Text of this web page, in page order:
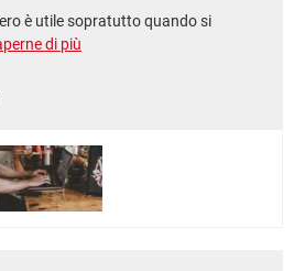
è utile sopratutto quando si
di più